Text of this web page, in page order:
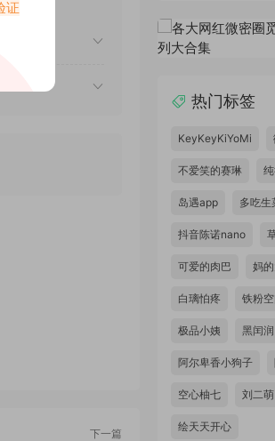
下一篇
热门标签
KeyKeyKiYoMi
不爱笑的赛琳
岛遇app 多吃生
抖音陈诺nano
可爱的肉巴 妈
白璃怕疼 铁粉
极品小姨 黑闰润
阿尔卑香小狗子
空心柚七 刘二萌
绘天天开心
证